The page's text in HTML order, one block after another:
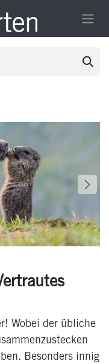
Wobei der übliche
Besonders innig